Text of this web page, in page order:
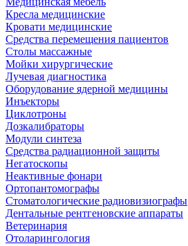
Кресла медицинские
Кровати медицинские
Средства перемещения пациентов
Столы массажные
Мойки хирургические
Лучевая диагностика
Оборудование ядерной медицины
Инъекторы
Циклотроны
Дозкалибраторы
Модули синтеза
Средства радиационной защиты
Негатоскопы
Неактивные фонари
Ортопантомографы
Стоматологические радиовизиографы
Дентальные рентгеновские аппараты
Ветеринария
Отоларингология